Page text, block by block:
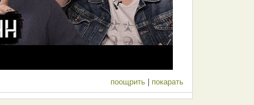
поощрить покарать